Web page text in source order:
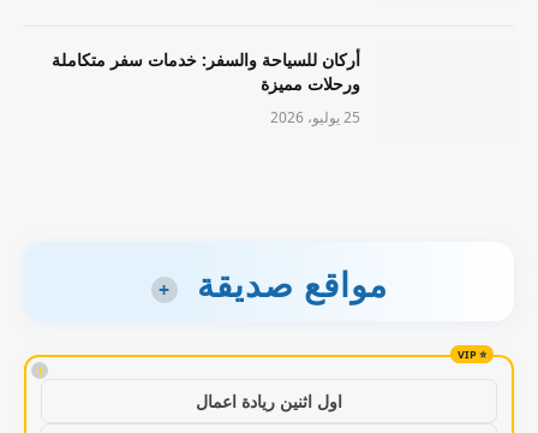
أركان للسياحة والسفر: خدمات سفر متكاملة
ورحلات مميزة
25 يوليو، 2026
مواقع صديقة +
!
اول اثنين ريادة اعمال